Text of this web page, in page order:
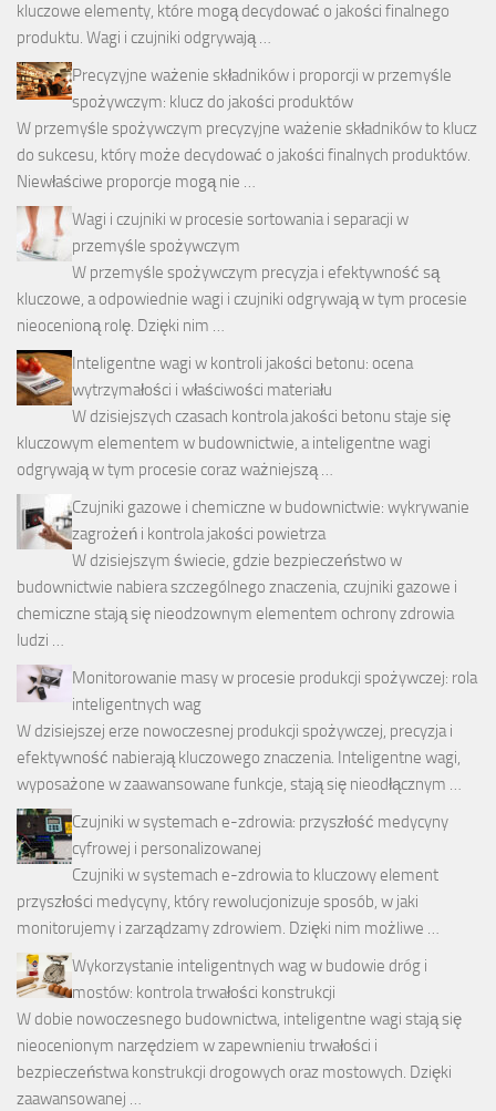
kluczowe elementy, które mogą decydować o jakości finalnego
produktu. Wagi i czujniki odgrywają …
Precyzyjne ważenie składników i proporcji w przemyśle
spożywczym: klucz do jakości produktów
W przemyśle spożywczym precyzyjne ważenie składników to klucz
do sukcesu, który może decydować o jakości finalnych produktów.
Niewłaściwe proporcje mogą nie …
Wagi i czujniki w procesie sortowania i separacji w
przemyśle spożywczym
W przemyśle spożywczym precyzja i efektywność są
kluczowe, a odpowiednie wagi i czujniki odgrywają w tym procesie
nieocenioną rolę. Dzięki nim …
Inteligentne wagi w kontroli jakości betonu: ocena
wytrzymałości i właściwości materiału
W dzisiejszych czasach kontrola jakości betonu staje się
kluczowym elementem w budownictwie, a inteligentne wagi
odgrywają w tym procesie coraz ważniejszą …
Czujniki gazowe i chemiczne w budownictwie: wykrywanie
zagrożeń i kontrola jakości powietrza
W dzisiejszym świecie, gdzie bezpieczeństwo w
budownictwie nabiera szczególnego znaczenia, czujniki gazowe i
chemiczne stają się nieodzownym elementem ochrony zdrowia
ludzi …
Monitorowanie masy w procesie produkcji spożywczej: rola
inteligentnych wag
W dzisiejszej erze nowoczesnej produkcji spożywczej, precyzja i
efektywność nabierają kluczowego znaczenia. Inteligentne wagi,
wyposażone w zaawansowane funkcje, stają się nieodłącznym …
Czujniki w systemach e-zdrowia: przyszłość medycyny
cyfrowej i personalizowanej
Czujniki w systemach e-zdrowia to kluczowy element
przyszłości medycyny, który rewolucjonizuje sposób, w jaki
monitorujemy i zarządzamy zdrowiem. Dzięki nim możliwe …
Wykorzystanie inteligentnych wag w budowie dróg i
mostów: kontrola trwałości konstrukcji
W dobie nowoczesnego budownictwa, inteligentne wagi stają się
nieocenionym narzędziem w zapewnieniu trwałości i
bezpieczeństwa konstrukcji drogowych oraz mostowych. Dzięki
zaawansowanej …